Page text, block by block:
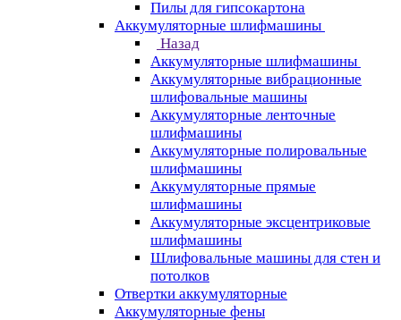
Пилы для гипсокартона
Аккумуляторные шлифмашины
Назад
Аккумуляторные шлифмашины
Аккумуляторные вибрационные
шлифовальные машины
Аккумуляторные ленточные
шлифмашины
Аккумуляторные полировальные
шлифмашины
Аккумуляторные прямые
шлифмашины
Аккумуляторные эксцентриковые
шлифмашины
Шлифовальные машины для стен и
потолков
Отвертки аккумуляторные
Аккумуляторные фены